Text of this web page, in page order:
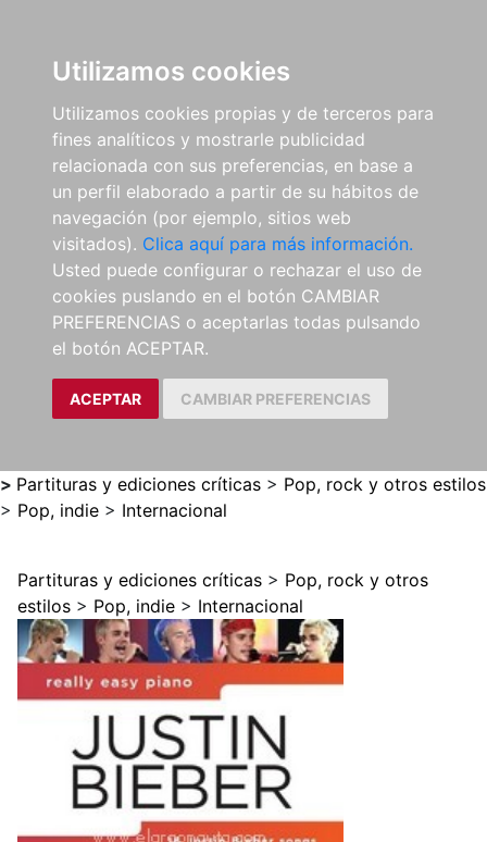
Utilizamos cookies
Utilizamos cookies propias y de terceros para
fines analíticos y mostrarle publicidad
relacionada con sus preferencias, en base a
un perfil elaborado a partir de su hábitos de
navegación (por ejemplo, sitios web
visitados). Clica aquí para más información.
Usted puede configurar o rechazar el uso de
cookies puslando en el botón CAMBIAR
PREFERENCIAS o aceptarlas todas pulsando
el botón ACEPTAR.
ACEPTAR CAMBIAR PREFERENCIAS
> Partituras y ediciones críticas > Pop, rock y otros estilos
> Pop, indie > Internacional
Partituras y ediciones críticas > Pop, rock y otros
estilos > Pop, indie > Internacional